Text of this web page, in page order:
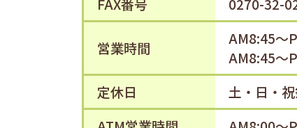
FAX番号
0270-32-
営業時間
AM8:45～
AM8:45～
定休日
土・日・